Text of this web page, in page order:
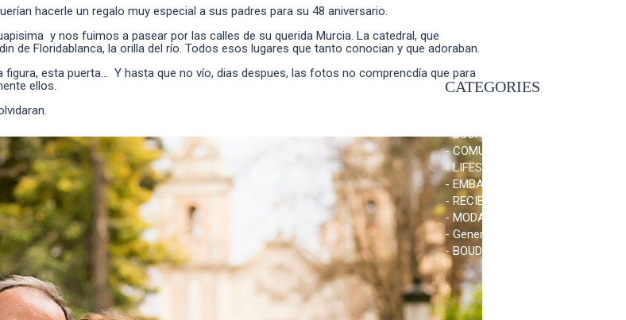
hacerle un regalo muy especial a sus padres para su 48 aniversario.
y nos fuimos a pasear por las calles de su querida Murcia. La catedral, que
de Floridablanca, la orilla del río. Todos esos lugares que tanto conocian y que adoraban.
esta puerta... Y hasta que no vío, dias despues, las fotos no comprencdía que para
ellos.
CATEGORIES
- BODA
- COMUNIONES
- LIFESTYLE
- EMBARAZO
- RECIEN NACIDO
- MODA
- General
- BOUDOIR